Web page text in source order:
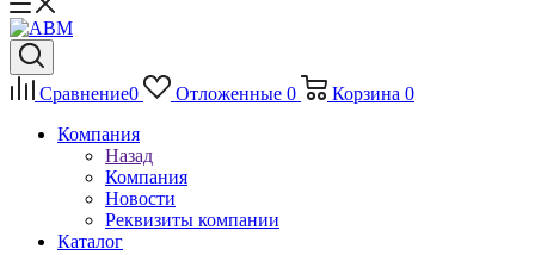
Сравнение0 Отложенные 0 Корзина 0
Компания
Назад
Компания
Новости
Реквизиты компании
Каталог